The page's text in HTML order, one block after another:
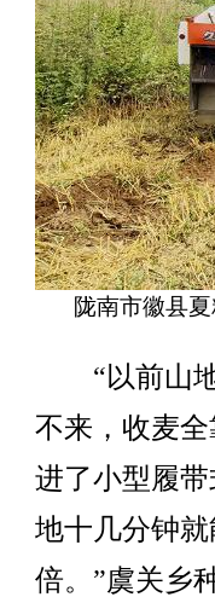
陇南市徽县
“以前山地
不来，收麦
进了小型履
地十几分钟
倍。”虞关乡